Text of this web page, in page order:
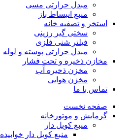
مبدل حرارتی مسی
منبع انبساط باز
استخر و تصفیه خانه
سختی گیر رزینی
فیلتر شنی فلزی
مبدل حرارتی پوسته و لوله
مخازن ذخیره و تحت فشار
مخزن ذخیره آب
مخزن هوایی
تماس با ما
صفحه نخست
گرمایش و موتورخانه
منبع کویل دار
منبع کویل دار خوابیده